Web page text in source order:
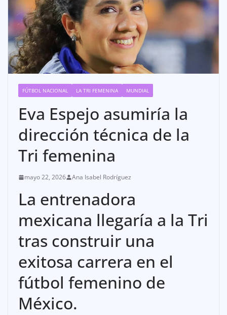
FÚTBOL NACIONAL LA TRI FEMENINA MUNDIAL
Eva Espejo asumiría la
dirección técnica de la
Tri femenina
mayo 22, 2026 Ana Isabel Rodríguez
La entrenadora
mexicana llegaría a la Tri
tras construir una
exitosa carrera en el
fútbol femenino de
México.